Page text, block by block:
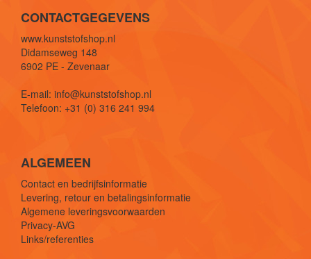
CONTACTGEGEVENS
www.kunststofshop.nl
Didamseweg 148
6902 PE - Zevenaar
E-mail: info@kunststofshop.nl
Telefoon: +31 (0) 316 241 994
ALGEMEEN
Contact en bedrijfsinformatie
Levering, retour en betalingsinformatie
Algemene leveringsvoorwaarden
Privacy-AVG
Links/referenties